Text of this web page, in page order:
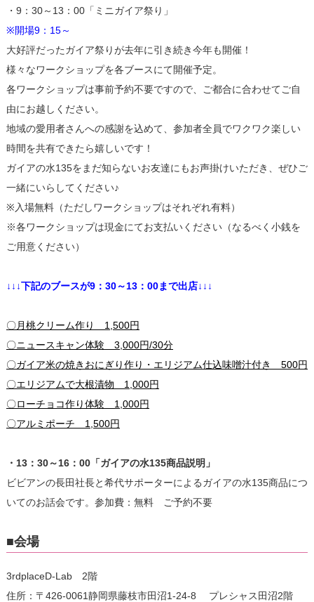
・9：30～13：00「ミニガイア祭り」
※開場9：15～
大好評だったガイア祭りが去年に引き続き今年も開催！
様々なワークショップを各ブースにて開催予定。
各ワークショップは事前予約不要ですので、ご都合に合わせてご自
由にお越しください。
地域の愛用者さんへの感謝を込めて、参加者全員でワクワク楽しい
時間を共有できたら嬉しいです！
ガイアの水135をまだ知らないお友達にもお声掛けいただき、ぜひご
一緒にいらしてください♪
※入場無料（ただしワークショップはそれぞれ有料）
※各ワークショップは現金にてお支払いください（なるべく小銭を
ご用意ください）
↓↓↓下記のブースが9：30～13：00まで出店↓↓↓
〇月桃クリーム作り 1,500円
〇ニュースキャン体験 3,000円/30分
〇ガイア米の焼きおにぎり作り・エリジアム仕込味噌汁付き 500円
〇エリジアムで大根漬物 1,000円
〇ローチョコ作り体験 1,000円
〇アルミポーチ 1,500円
・13：30～16：00「ガイアの水135商品説明」
ビビアンの長田社長と希代サポーターによるガイアの水135商品につ
いてのお話会です。参加費：無料 ご予約不要
■会場
3rdplaceD-Lab 2階
住所：〒426-0061静岡県藤枝市田沼1-24-8 プレシャス田沼2階